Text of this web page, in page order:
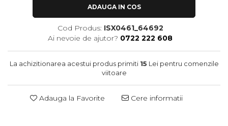
ADAUGA IN COS
Cod Produs: ISX0461_64692
Ai nevoie de ajutor? 0722 222 608
La achizitionarea acestui produs primiti 15 Lei pentru comenzile
viitoare
Adauga la Favorite Cere informatii